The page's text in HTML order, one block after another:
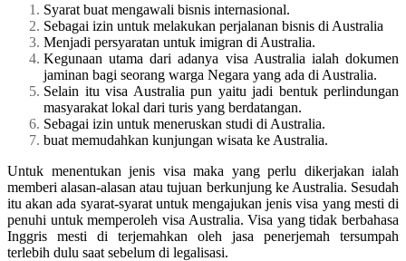
Syarat buat mengawali bisnis internasional.
Sebagai izin untuk melakukan perjalanan bisnis di Australia
Menjadi persyaratan untuk imigran di Australia.
Kegunaan utama dari adanya visa Australia ialah dokumen
jaminan bagi seorang warga Negara yang ada di Australia.
Selain itu visa Australia pun yaitu jadi bentuk perlindungan
masyarakat lokal dari turis yang berdatangan.
Sebagai izin untuk meneruskan studi di Australia.
buat memudahkan kunjungan wisata ke Australia.
Untuk menentukan jenis visa maka yang perlu dikerjakan ialah
memberi alasan-alasan atau tujuan berkunjung ke Australia. Sesudah
itu akan ada syarat-syarat untuk mengajukan jenis visa yang mesti di
penuhi untuk memperoleh visa Australia. Visa yang tidak berbahasa
Inggris mesti di terjemahkan oleh jasa penerjemah tersumpah
terlebih dulu saat sebelum di legalisasi.